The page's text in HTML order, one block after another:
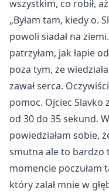
wszystkim, co robił,
„Byłam tam, kiedy o.
powoli siadał na
patrzyłam, jak łapie
poza tym, że
zawał serca.
pomoc. Ojciec Slavko
od 30 do 35 sekund.
powiedziałam sobie,
smutna ale to bardzo
momencie poczułam
który zalał mnie w